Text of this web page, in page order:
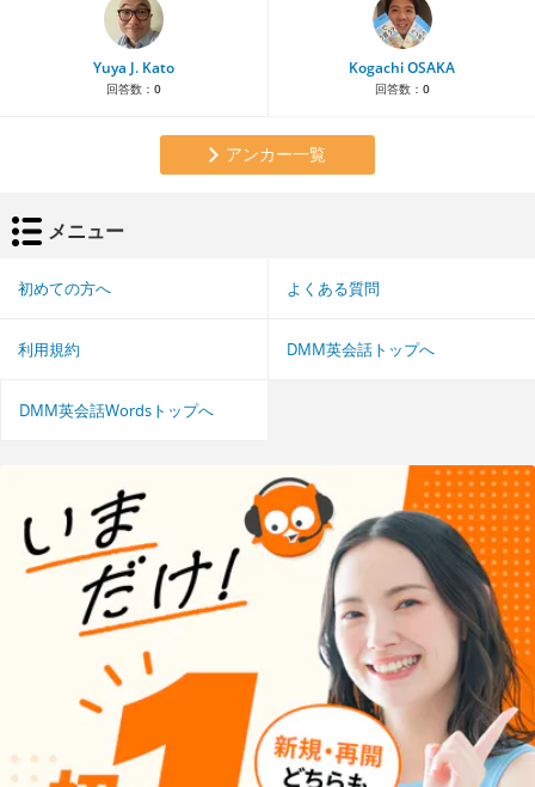
Yuya J. Kato
回答数： 0
Kogachi OSAKA
回答数： 0
アンカー一覧
メニュー
初めての方へ よくある質問
利用規約 DMM英会話トップへ
DMM英会話Wordsトップへ